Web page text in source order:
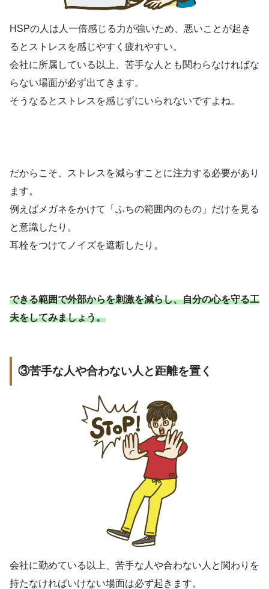
HSPの人は人一倍感じる力が強いため、悪いことが起き
るとストレスを感じやすく疲れやすい。
会社に所属している以上、苦手な人とも関わらなければな
らない場面が必ず出てきます。
そうなるとストレスを感じずにいられないですよね。
だからこそ、ストレスを減らすことに注力する必要があり
ます。
例えばメガネをかけて「ふちの範囲内のもの」だけを見る
と意識したり。
耳栓をつけてノイズを遮断したり。
できる範囲で外部からを刺激を減らし、自分の心を守る工
夫をしてみましょう。
③苦手な人や合わない人と距離を置く
会社に勤めている以上、苦手な人や合わない人と関わりを
持たなければいけない場面は必ず起きます。